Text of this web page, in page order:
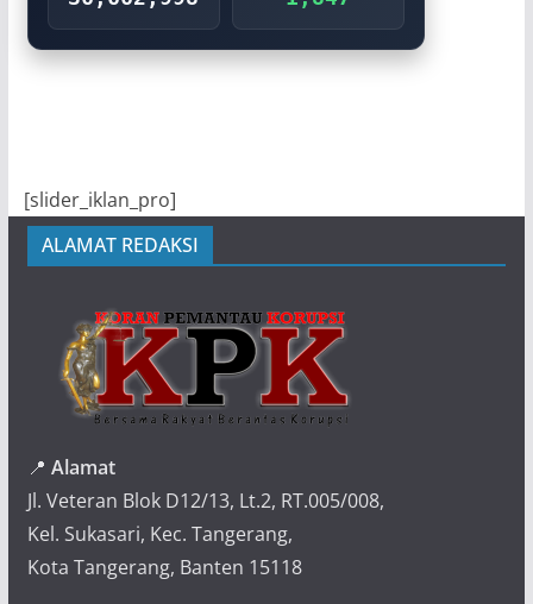
[slider_iklan_pro]
ALAMAT REDAKSI
📍 Alamat
Jl. Veteran Blok D12/13, Lt.2, RT.005/008,
Kel. Sukasari, Kec. Tangerang,
Kota Tangerang, Banten 15118